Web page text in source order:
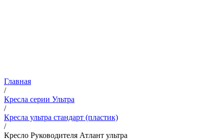
Главная
/
Кресла серии Ультра
/
Кресла ультра стандарт (пластик)
/
Кресло Руководителя Атлант ультра